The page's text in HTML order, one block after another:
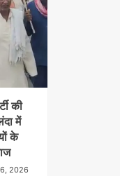
की
में
के
2026